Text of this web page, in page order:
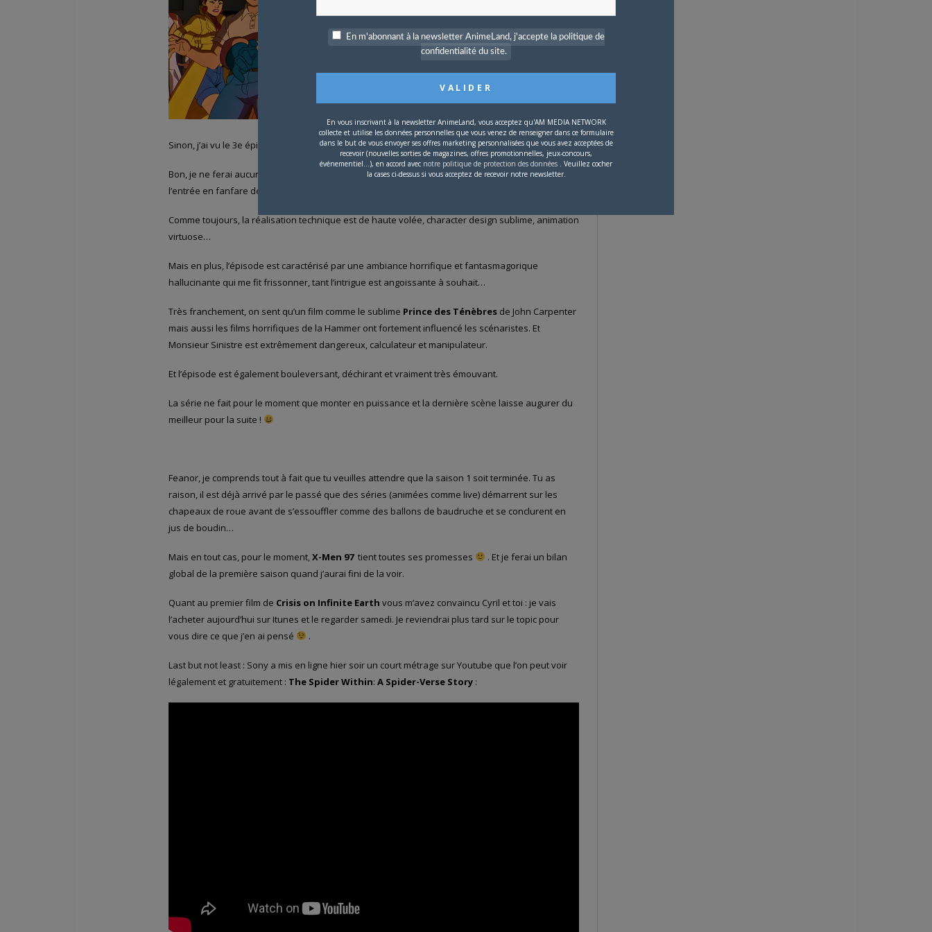
Sinon, j’ai vu le 3e épisode de X-Men 97hier… et il m’a mis une énormeBAFFE!
Bon, je ne ferai aucun spoiler sur LE coup de théâtre de l’épisode… En revanche, il marque
l’entrée en fanfare de l’ennemi le plus dérangeant et effrayant des X-Men : Monsieur Sinistre.
Comme toujours, la réalisation technique est de haute volée, character design sublime, animation
virtuose…
Mais en plus, l’épisode est caractérisé par une ambiance horrifique et fantasmagorique
hallucinante qui me fit frissonner, tant l’intrigue est angoissante à souhait…
Très franchement, on sent qu’un film comme le sublime Prince des Ténèbres de John Carpenter
mais aussi les films horrifiques de la Hammer ont fortement influencé les scénaristes. Et
Monsieur Sinistre est extrêmement dangereux, calculateur et manipulateur.
Et l’épisode est également bouleversant, déchirant et vraiment très émouvant.
La série ne fait pour le moment que monter en puissance et la dernière scène laisse augurer du
meilleur pour la suite !
Feanor, je comprends tout à fait que tu veuilles attendre que la saison 1 soit terminée. Tu as
raison, il est déjà arrivé par le passé que des séries (animées comme live) démarrent sur les
chapeaux de roue avant de s’essouffler comme des ballons de baudruche et se conclurent en
jus de boudin…
Mais en tout cas, pour le moment,X-Men 97 tient toutes ses promesses
. Et je ferai un bilan
global de la première saison quand j’aurai fini de la voir.
Quant au premier film de Crisis on Infinite Earth vous m’avez convaincu Cyril et toi : je vais
l’acheter aujourd’hui sur Itunes et le regarder samedi. Je reviendrai plus tard sur le topic pour
vous dire ce que j’en ai pensé
.
Last but not least : Sony a mis en ligne hier soir un court métrage sur Youtube que l’on peut voir
légalement et gratuitement : The Spider Within: A Spider-Verse Story :
En m'abonnant à la newsletter AnimeLand, j'accepte la politique de
confidentialité du site.
En vous inscrivant à la newsletter AnimeLand, vous acceptez qu'AM MEDIA NETWORK
collecte et utilise les données personnelles que vous venez de renseigner dans ce formulaire
dans le but de vous envoyer ses offres marketing personnalisées que vous avez acceptées de
recevoir (nouvelles sorties de magazines, offres promotionnelles, jeux-concours,
événementiel...), en accord avec notre politique de protection des données . Veuillez cocher
la cases ci-dessus si vous acceptez de recevoir notre newsletter.